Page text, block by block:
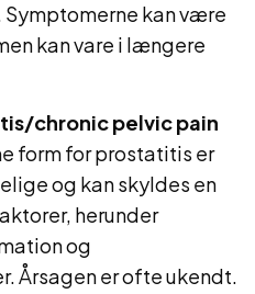
kan være
kan vare i længere
chronic pelvic pain
form for prostatitis er
og kan skyldes en
herunder
og
Årsagen er ofte ukendt.